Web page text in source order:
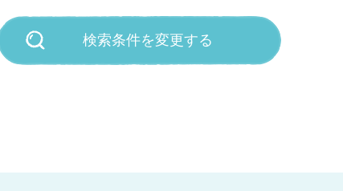
検索条件を変更する